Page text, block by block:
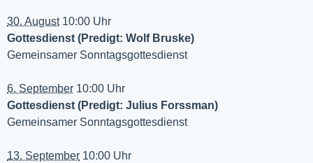
30. August10:00 Uhr
Gottesdienst (Predigt: Wolf Bruske)
Gemeinsamer Sonntagsgottesdienst
6. September 10:00 Uhr
Gottesdienst (Predigt: Julius Forssman)
Gemeinsamer Sonntagsgottesdienst
13. September 10:00 Uhr